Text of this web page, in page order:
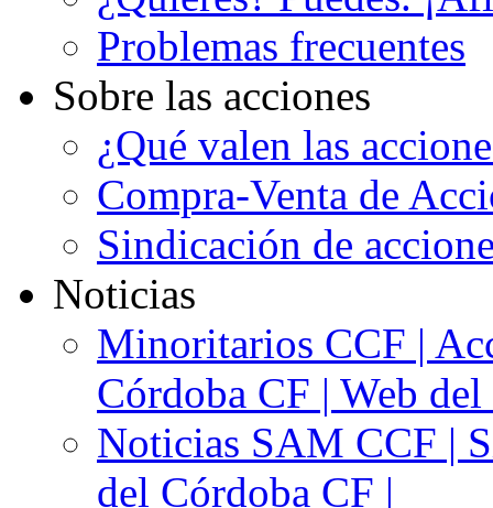
Problemas frecuentes
Sobre las acciones
¿Qué valen las
Compra-Venta de
Sindicación de
Noticias
Minoritarios CCF |
Córdoba CF | Web
Noticias SAM CCF |
del Córdoba CF |